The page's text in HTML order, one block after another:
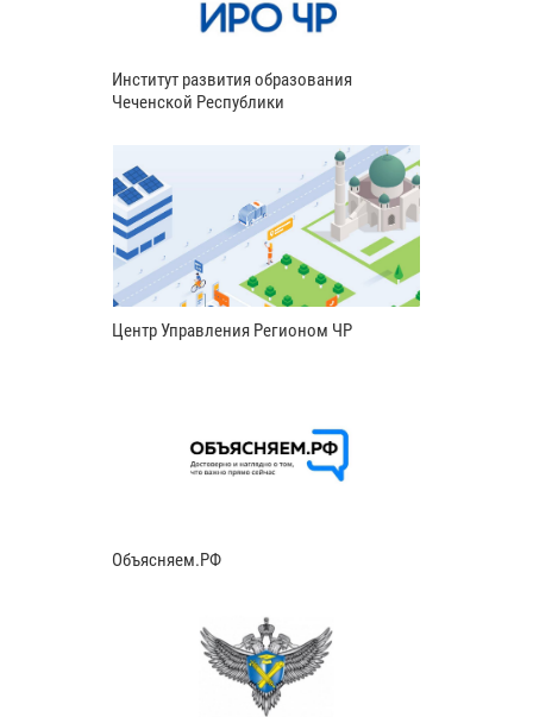
Институт развития образования
Чеченской Республики
Центр Управления Регионом ЧР
Объясняем.РФ